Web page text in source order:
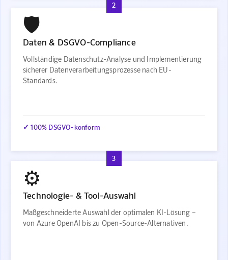
2
🛡️
Daten & DSGVO-Compliance
Vollständige Datenschutz-Analyse und Implementierung
sicherer Datenverarbeitungsprozesse nach EU-
Standards.
✓ 100% DSGVO-konform
3
⚙️
Technologie- & Tool-Auswahl
Maßgeschneiderte Auswahl der optimalen KI-Lösung –
von Azure OpenAI bis zu Open-Source-Alternativen.